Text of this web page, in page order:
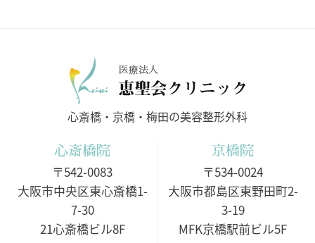
医療法人
心斎橋・京橋・梅田の美容整形外科
心斎橋院
〒542-0083
大阪市中央区東心斎橋1-
7-30
21心斎橋ビル8F
京橋院
〒534-0024
大阪市都島区東野田町2-
3-19
MFK京橋駅前ビル5F